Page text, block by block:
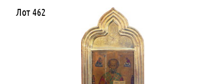
Лот 462